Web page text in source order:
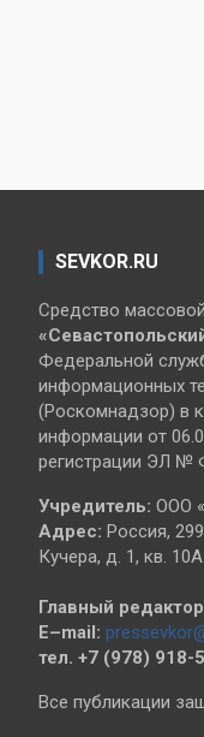
SEVKOR.RU
Средство
Федеральной
информационных
(Роскомнадзор) в
информации от
регистрации ЭЛ №
Учредитель: ООО
Адрес: Россия,
Кучера, д. 1, кв. 10А
Главный
E–mail:
тел. +7 (978) 918-
Все публикации